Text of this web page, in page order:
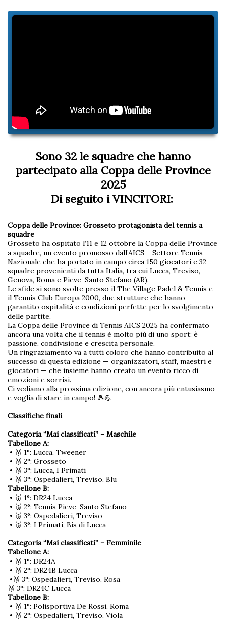
Sono 32 le squadre che hanno
partecipato alla Coppa delle Province
2025
Di seguito i VINCITORI:
Coppa delle Province: Grosseto protagonista del tennis a
squadre
Grosseto ha ospitato l’11 e 12 ottobre la Coppa delle Province
a squadre, un evento promosso dall’AICS – Settore Tennis
Nazionale che ha portato in campo circa 150 giocatori e 32
squadre provenienti da tutta Italia, tra cui Lucca, Treviso,
Genova, Roma e Pieve-Santo Stefano (AR).
Le sfide si sono svolte presso il The Village Padel & Tennis e
il Tennis Club Europa 2000, due strutture che hanno
garantito ospitalità e condizioni perfette per lo svolgimento
delle partite.
La Coppa delle Province di Tennis AICS 2025 ha confermato
ancora una volta che il tennis è molto più di uno sport: è
passione, condivisione e crescita personale.
Un ringraziamento va a tutti coloro che hanno contribuito al
successo di questa edizione — organizzatori, staff, maestri e
giocatori — che insieme hanno creato un evento ricco di
emozioni e sorrisi.
Ci vediamo alla prossima edizione, con ancora più entusiasmo
e voglia di stare in campo! 🎾💪
Classifiche finali
Categoria “Mai classificati” – Maschile
Tabellone A:
• 🥇 1°: Lucca, Tweener
• 🥈 2°: Grosseto
• 🥉 3°: Lucca, I Primati
• 🥉 3°: Ospedalieri, Treviso, Blu
Tabellone B:
• 🥇 1°: DR24 Lucca
• 🥈 2°: Tennis Pieve-Santo Stefano
• 🥉 3°: Ospedalieri, Treviso
• 🥉 3°: I Primati, Bis di Lucca
Categoria “Mai classificati” – Femminile
Tabellone A:
• 🥇 1°: DR24A
• 🥈 2°: DR24B Lucca
•🥉 3°: Ospedalieri, Treviso, Rosa
🥉 3°: DR24C Lucca
Tabellone B:
• 🥇 1°: Polisportiva De Rossi, Roma
• 🥈 2°: Ospedalieri, Treviso, Viola